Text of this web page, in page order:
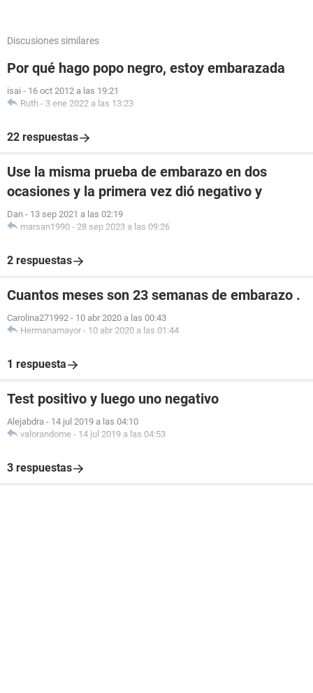
Discusiones similares
Por qué hago popo negro, estoy embarazada
isai - 16 oct 2012 a las 19:21
Ruth - 3 ene 2022 a las 13:23
22 respuestas
Use la misma prueba de embarazo en dos
ocasiones y la primera vez dió negativo y
Dan - 13 sep 2021 a las 02:19
marsan1990 - 28 sep 2023 a las 09:26
2 respuestas
Cuantos meses son 23 semanas de embarazo .
Carolina271992 - 10 abr 2020 a las 00:43
Hermanamayor - 10 abr 2020 a las 01:44
1 respuesta
Test positivo y luego uno negativo
Alejabdra - 14 jul 2019 a las 04:10
valorandome - 14 jul 2019 a las 04:53
3 respuestas